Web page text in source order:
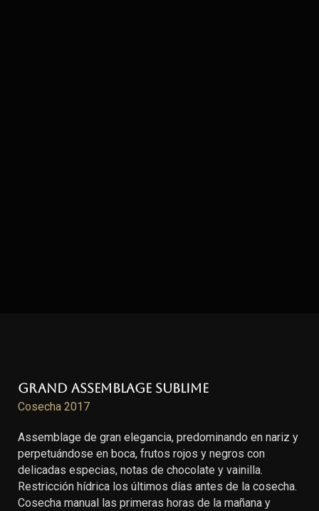
Grand Assemblage Sublime
Cosecha 2017
Assemblage de gran elegancia, predominando en nariz y
perpetuándose en boca, frutos rojos y negros con
delicadas especias, notas de chocolate y vainilla.
Restricción hídrica los últimos días antes de la cosecha.
Cosecha manual las primeras horas de la mañana y